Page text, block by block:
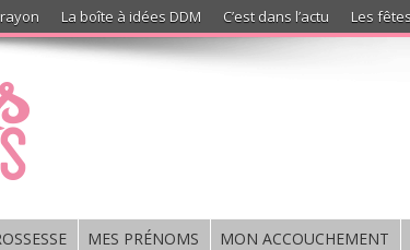
La boîte à idées DDM C’est dans l’actu Les fêtes
MES PRÉNOMS MON ACCOUCHEMENT